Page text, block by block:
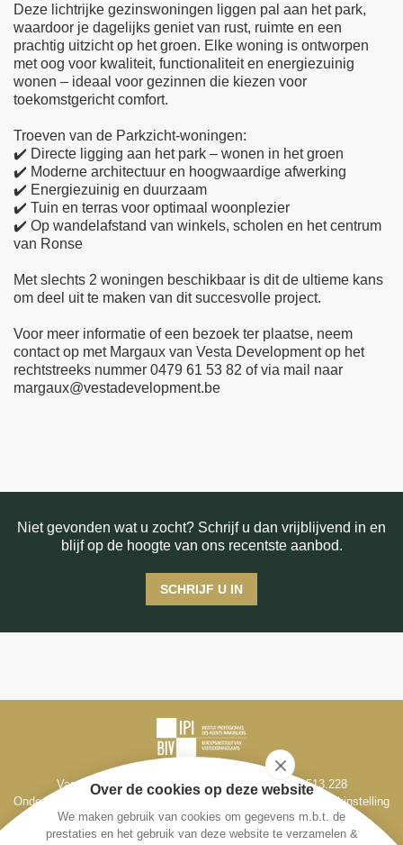
Deze lichtrijke gezinswoningen liggen pal aan het park,
waardoor je dagelijks geniet van rust, ruimte en een
prachtig uitzicht op het groen. Elke woning is ontworpen
met oog voor kwaliteit, functionaliteit en energiezuinig
wonen – ideaal voor gezinnen die kiezen voor
toekomstgericht comfort.
Troeven van de Parkzicht-woningen:
✔️ Directe ligging aan het park – wonen in het groen
✔️ Moderne architectuur en hoogwaardige afwerking
✔️ Energiezuinig en duurzaam
✔️ Tuin en terras voor optimaal woonplezier
✔️ Op wandelafstand van winkels, scholen en het centrum
van Ronse
Met slechts 2 woningen beschikbaar is dit de ultieme kans
om deel uit te maken van dit succesvolle project.
Voor meer informatie of een bezoek ter plaatse, neem
contact op met Margaux van Vesta Development op het
rechtstreeks nummer 0479 61 53 82 of via mail naar
margaux@vestadevelopment.be
Niet gevonden wat u zocht? Schrijf u dan vrijblijvend in en
blijf op de hoogte van ons recentste aanbod.
SCHRIJF U IN
Vastgoedmakelaar-bemiddelaar BIV België BIV 513.228
Ondernemingsnr. BE 0795 330 714, Derdenrekening bij de bankinstelling
Fintro, IBAN BE98 1431 1666 1193
Toezichthoudende autoriteit: Beroepsinstituut van Vastgoedmakelaars -
Over de cookies op deze website
We maken gebruik van cookies om gegevens m.b.t. de
prestaties en het gebruik van deze website te verzamelen &